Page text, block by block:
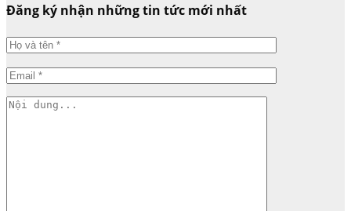
Đăng ký nhận những tin tức mới nhất